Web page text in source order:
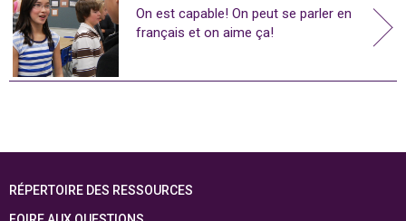
On est capable! On peut se parler en
français et on aime ça!
RÉPERTOIRE DES RESSOURCES